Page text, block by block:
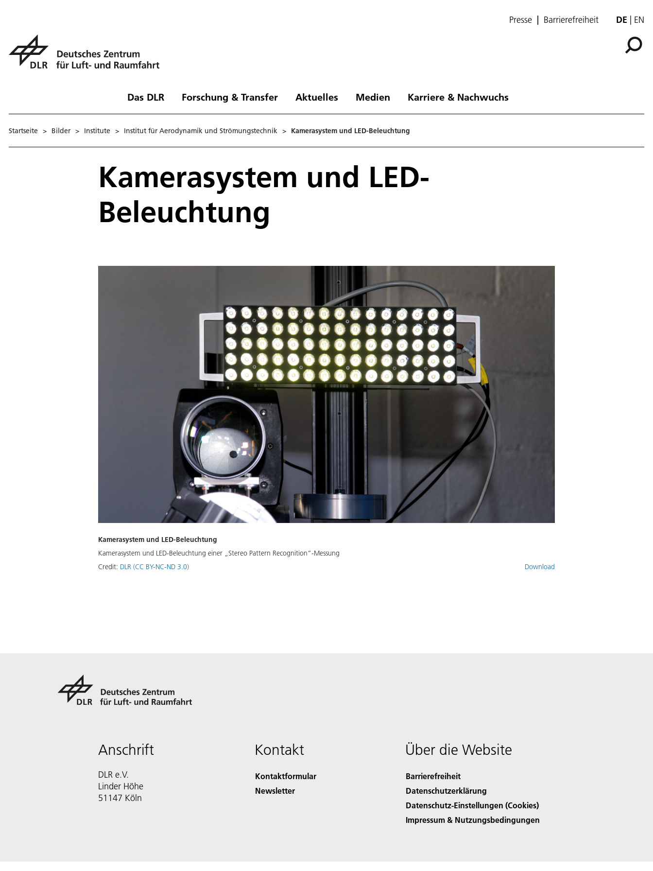
Presse Barrierefreiheit DE EN
Das DLR Forschung & Transfer Aktuelles Medien Karriere & Nachwuchs
Startseite > Bilder > Institute > Institut für Aerodynamik und Strömungstechnik > Kamerasystem und LED-Beleuchtung
Kamerasystem und LED-
Beleuchtung
Kamerasystem und LED-Beleuchtung
Kamerasystem und LED-Beleuchtung einer „Stereo Pattern Recognition“-Messung
Credit: DLR (CC BY-NC-ND 3.0) Download
Anschrift
DLR e.V.
Linder Höhe
51147 Köln
Kontakt
Kontaktformular
Newsletter
Über die Website
Barrierefreiheit
Datenschutzerklärung
Datenschutz-Einstellungen (Cookies)
Impressum & Nutzungsbedingungen